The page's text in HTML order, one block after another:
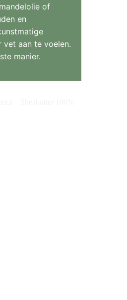
of
en
aan te voelen.
manier.